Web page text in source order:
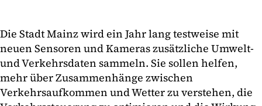
Die Stadt Mainz wird ein Jahr lang testweise mit
neuen Sensoren und Kameras zusätzliche Umwelt-
und Verkehrsdaten sammeln. Sie sollen helfen,
mehr über Zusammenhänge zwischen
Verkehrsaufkommen und Wetter zu verstehen, die